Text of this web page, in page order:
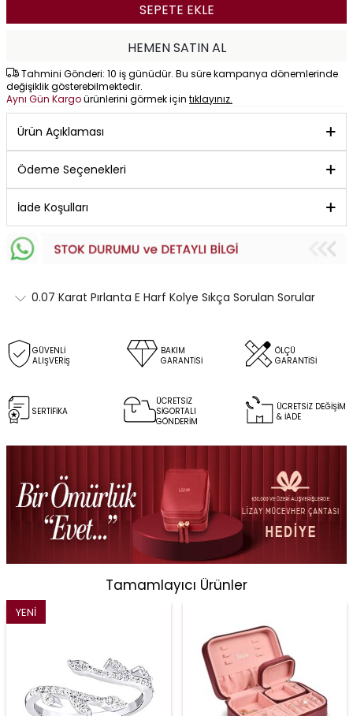
SEPETE EKLE
HEMEN SATIN AL
Tahmini Gönderi: 10 iş günüdür. Bu süre kampanya dönemlerinde
değişiklik gösterebilmektedir.
Aynı Gün Kargoürünlerini görmek için tıklayınız.
Ürün Açıklaması
Ödeme Seçenekleri
İade Koşulları
0.07 Karat Pırlanta E Harf Kolye Sıkça Sorulan Sorular
GÜVENLİ
ALIŞVERİŞ
BAKIM
GARANTİSİ
ÖLÇÜ
GARANTİSİ
SERTİFİKA
ÜCRETSİZ
SİGORTALI
GÖNDERİM
ÜCRETSİZ DEĞİŞİM
& İADE
Tamamlayıcı Ürünler
YENI